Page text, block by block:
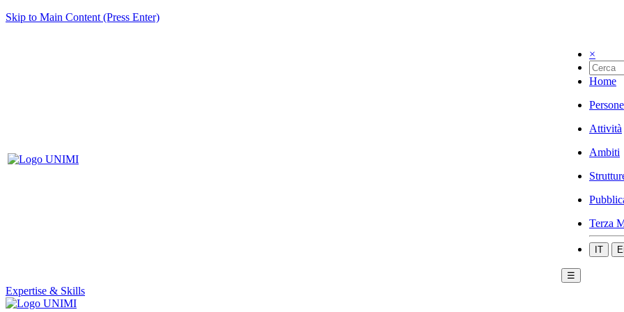
Skip to Main Content (Press Enter)
×
Home
Persone
Attività
Ambiti
Terza
IT
☰
Expertise & Skills